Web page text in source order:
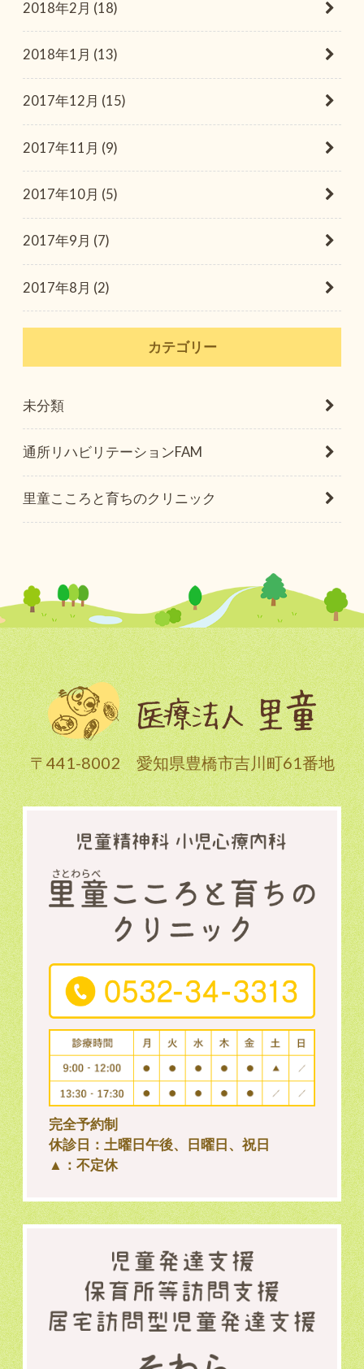
2018年2月 (18)
2018年1月 (13)
2017年12月 (15)
2017年11月 (9)
2017年10月 (5)
2017年9月 (7)
2017年8月 (2)
カテゴリー
未分類
通所リハビリテーションFAM
里童こころと育ちのクリニック
〒441-8002 愛知県豊橋市吉川町61番地
完全予約制
休診日：土曜日午後、日曜日、祝日
▲：不定休